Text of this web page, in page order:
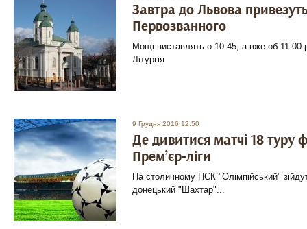
Завтра до Львова
Первозванного
Мощі виставлять о 10:45, а вже об 11:00
Літургія
9 Грудня 2016 12:50
Де дивитися матчі 18 туру
Прем’єр-ліги
На столичному НСК "Олімпійський"
донецький "Шахтар"...